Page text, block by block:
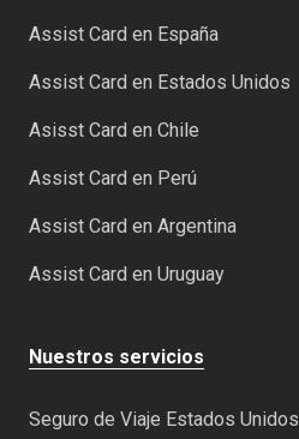
Assist Card en España
Assist Card en Estados Unidos
Asisst Card en Chile
Assist Card en Perú
Assist Card en Argentina
Assist Card en Uruguay
Nuestros servicios
Seguro de Viaje Estados Unidos